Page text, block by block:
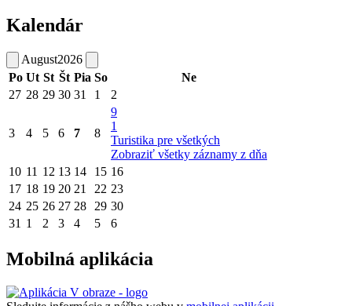
Kalendár
August2026
Po Ut St Št Pia So
Ne
27 28 29 30 31 1 2
3 4 5 6 7 8
9
1
Turistika pre všetkých
Zobraziť všetky záznamy z dňa
10 11 12 13 14 15 16
17 18 19 20 21 22 23
24 25 26 27 28 29 30
31 1 2 3 4 5 6
Mobilná aplikácia